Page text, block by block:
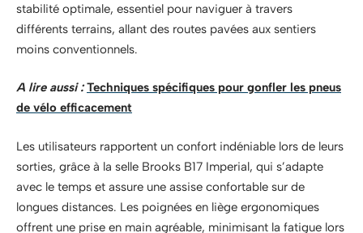
stabilité optimale, essentiel pour naviguer à travers
différents terrains, allant des routes pavées aux sentiers
moins conventionnels.
A lire aussi : Techniques spécifiques pour gonfler les pneus
de vélo efficacement
Les utilisateurs rapportent un confort indéniable lors de leurs
sorties, grâce à la selle Brooks B17 Imperial, qui s’adapte
avec le temps et assure une assise confortable sur de
longues distances. Les poignées en liège ergonomiques
offrent une prise en main agréable, minimisant la fatigue lors